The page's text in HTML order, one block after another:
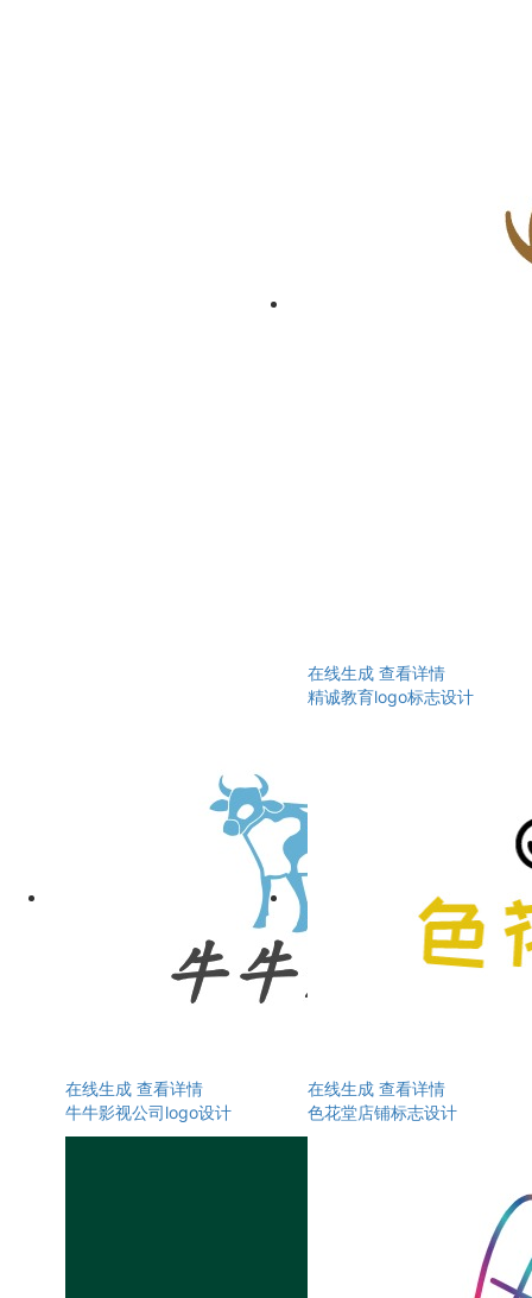
在线生成 查看详情
精诚教育logo标志设计
在线生成 查看详情
牛牛影视公司logo设计
在线生成 查看详情
色花堂店铺标志设计